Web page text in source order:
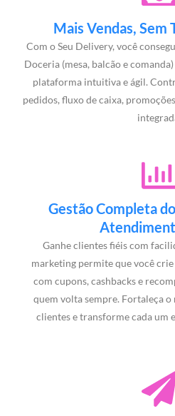
Mais Vendas, Sem
Com o Seu Delivery, você
Doceria (mesa, balcão e
plataforma intuitiva e ágil.
pedidos, fluxo de caixa,
Gestão Completa
Ganhe clientes fiéis com
marketing permite que você
com cupons, cashbacks e
quem volta sempre. Fortaleça
clientes e transforme cada um